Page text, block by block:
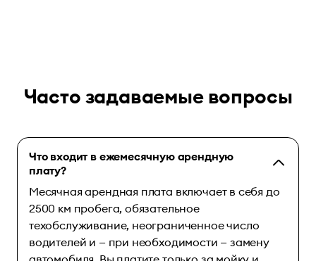
Часто задаваемые вопросы
Что входит в ежемесячную арендную
плату?
Месячная арендная плата включает в себя до
2500 км пробега, обязательное
техобслуживание, неограниченное число
водителей и — при необходимости — замену